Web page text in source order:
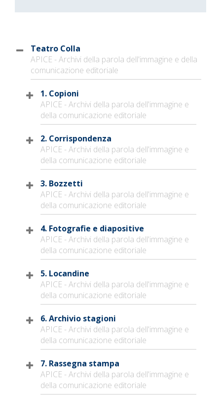
Teatro Colla
APICE - Archivi della parola dell'immagine e della
comunicazione editoriale
1. Copioni
APICE - Archivi della parola dell'immagine e
della comunicazione editoriale
2. Corrispondenza
APICE - Archivi della parola dell'immagine e
della comunicazione editoriale
3. Bozzetti
APICE - Archivi della parola dell'immagine e
della comunicazione editoriale
4. Fotografie e diapositive
APICE - Archivi della parola dell'immagine e
della comunicazione editoriale
5. Locandine
APICE - Archivi della parola dell'immagine e
della comunicazione editoriale
6. Archivio stagioni
APICE - Archivi della parola dell'immagine e
della comunicazione editoriale
7. Rassegna stampa
APICE - Archivi della parola dell'immagine e
della comunicazione editoriale